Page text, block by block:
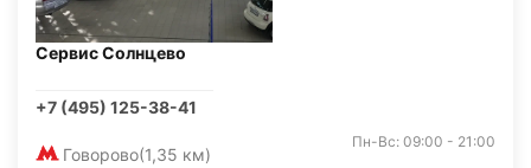
Сервис Солнцево
+7 (495) 125-38-41
Говорово(1,35 км)
Пн-Вс: 09:00 - 21:00